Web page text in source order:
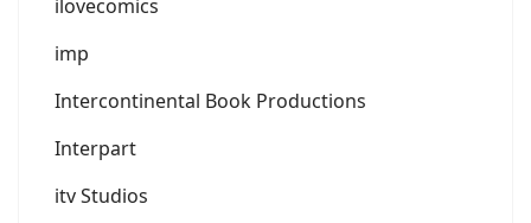
ilovecomics
imp
Intercontinental Book Productions
Interpart
itv Studios